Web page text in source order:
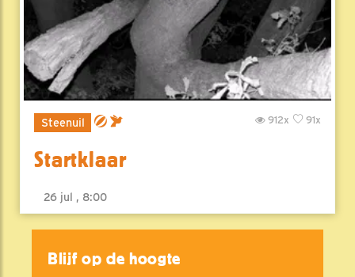
Steenuil 91x
912x
Startklaar
26 jul , 8:00
Blijf op de hoogte